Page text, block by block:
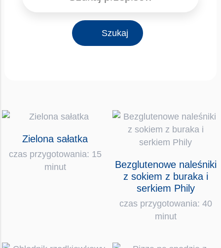
Szukaj
Zielona sałatka
czas przygotowania: 15
minut
Bezglutenowe naleśniki
z sokiem z buraka i
serkiem Phily
czas przygotowania: 40
minut